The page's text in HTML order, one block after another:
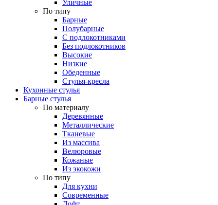
Уличные
По типу
Барные
Полубарные
С подлокотниками
Без подлокотников
Высокие
Низкие
Обеденные
Стулья-кресла
Кухонные стулья
Барные стулья
По материалу
Деревянные
Металлические
Тканевые
Из массива
Велюровые
Кожаные
Из экокожи
По типу
Для кухни
Современные